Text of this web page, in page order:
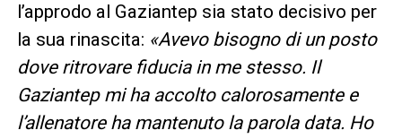
l’approdo al Gaziantep sia stato decisivo per
la sua rinascita: «Avevo bisogno di un posto
dove ritrovare fiducia in me stesso. Il
Gaziantep mi ha accolto calorosamente e
l’allenatore ha mantenuto la parola data. Ho